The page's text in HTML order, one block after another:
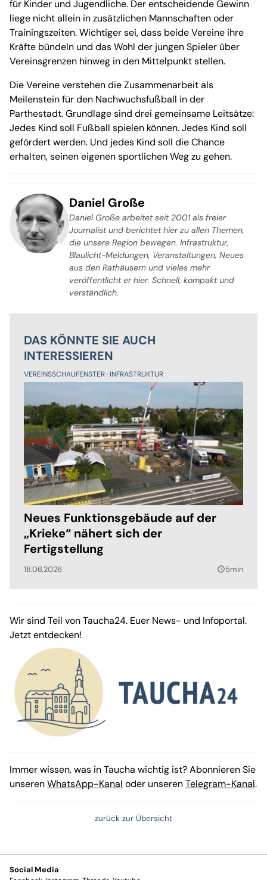
für Kinder und Jugendliche. Der entscheidende Gewinn
liege nicht allein in zusätzlichen Mannschaften oder
Trainingszeiten. Wichtiger sei, dass beide Vereine ihre
Kräfte bündeln und das Wohl der jungen Spieler über
Vereinsgrenzen hinweg in den Mittelpunkt stellen.
Die Vereine verstehen die Zusammenarbeit als
Meilenstein für den Nachwuchsfußball in der
Parthestadt. Grundlage sind drei gemeinsame Leitsätze:
Jedes Kind soll Fußball spielen können. Jedes Kind soll
gefördert werden. Und jedes Kind soll die Chance
erhalten, seinen eigenen sportlichen Weg zu gehen.
Daniel Große
Daniel Große arbeitet seit 2001 als freier
Journalist und berichtet hier zu allen Themen,
die unsere Region bewegen. Infrastruktur,
Blaulicht-Meldungen, Veranstaltungen, Neues
aus den Rathäusern und vieles mehr
veröffentlicht er hier. Schnell, kompakt und
verständlich.
DAS KÖNNTE SIE AUCH
INTERESSIEREN
VEREINSSCHAUFENSTER INFRASTRUKTUR
Neues Funktionsgebäude auf der
„Krieke“ nähert sich der
Fertigstellung
18.06.2026 query_builder5min
Wir sind Teil von Taucha24. Euer News- und Infoportal.
Jetzt entdecken!
Immer wissen, was in Taucha wichtig ist? Abonnieren Sie
unserenWhatsApp-Kanal oder unserenTelegram-Kanal.
zurück zur Übersicht
Social Media